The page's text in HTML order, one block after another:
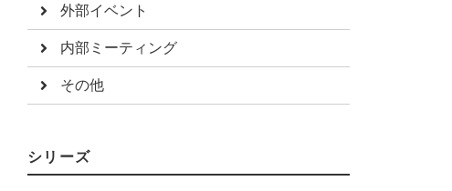
外部イベント
内部ミーティング
その他
シリーズ